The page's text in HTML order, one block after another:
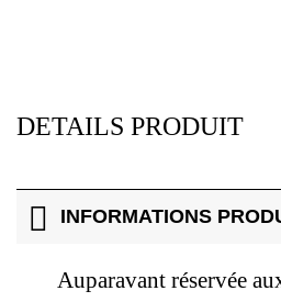
DETAILS PRODUIT
INFORMATIONS
Auparavant réservée